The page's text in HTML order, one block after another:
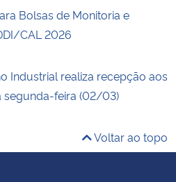
Bolsas de Monitoria e
CAL 2026
Industrial realiza recepção aos
segunda-feira (02/03)
Voltar ao topo